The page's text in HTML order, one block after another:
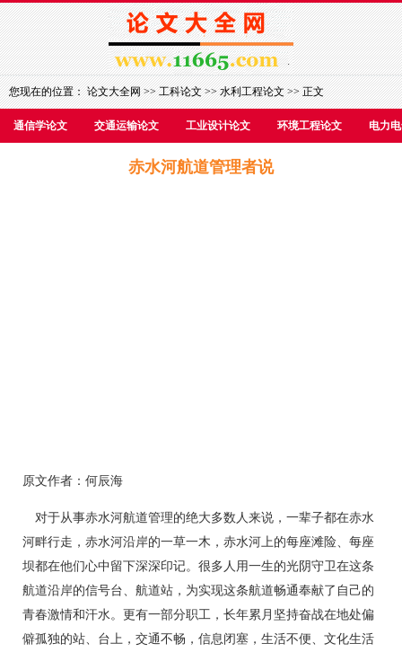
您现在的位置：论文大全网>>工科论文>>水利工程论文>> 正文
通信学论文 交通运输论文 工业设计论文 环境工程论文 电力
赤水河航道管理者说
原文作者：何辰海
对于从事赤水河航道管理的绝大多数人来说，一辈子都在赤水
河畔行走，赤水河沿岸的一草一木，赤水河上的每座滩险、每座
坝都在他们心中留下深深印记。很多人用一生的光阴守卫在这条
航道沿岸的信号台、航道站，为实现这条航道畅通奉献了自己的
青春激情和汗水。更有一部分职工，长年累月坚持奋战在地处偏
僻孤独的站、台上，交通不畅，信息闭塞，生活不便、文化生活